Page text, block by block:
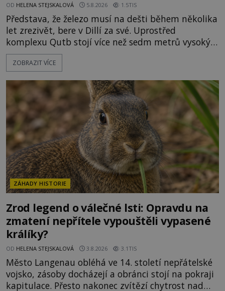
OD HELENA STEJSKALOVÁ 5.8.2026 1.5TIS
Představa, že železo musí na dešti během několika
let zrezivět, bere v Dillí za své. Uprostřed
komplexu Qutb stojí více než sedm metrů vysoký
železný sloup, který už přibližně 1 600 let odolává
počasí s jen nepatrnými stopami koroze. Jeho
ztracených technologiích či tajemných
materiálech. Moderní metalurgie však ukazuje, že
skutečné vysvětlení je ješt
ZOBRAZIT VÍCE
ZÁHADY HISTORIE
Zrod legend o válečné lsti: Opravdu na
zmatení nepřítele vypouštěli vypasené
králíky?
OD HELENA STEJSKALOVÁ 3.8.2026 3.1TIS
Město Langenau obléhá ve 14. století nepřátelské
vojsko, zásoby docházejí a obránci stojí na pokraji
kapitulace. Přesto nakonec zvítězí chytrost nad